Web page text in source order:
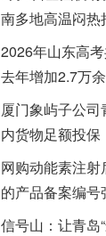
南多地高温闷热
2026年山东高
去年增加2.7万
厦门象屿子公
内货物足额投保
网购动能素注
的产品备案编
信号山：让青岛